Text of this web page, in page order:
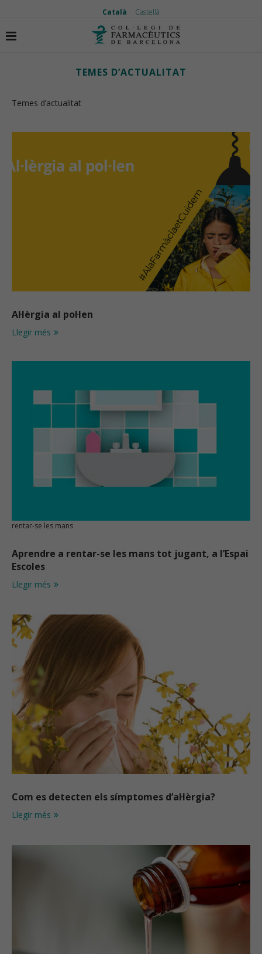
Català Castellà
Inici Temes d’actualitat
TEMES D’ACTUALITAT
Temes d’actualitat
Al·lèrgia al pol·len
Llegir més
rentar-se les mans
Aprendre a rentar-se les mans tot jugant, a l’Espai
Escoles
Llegir més
Com es detecten els símptomes d’al·lèrgia?
Llegir més